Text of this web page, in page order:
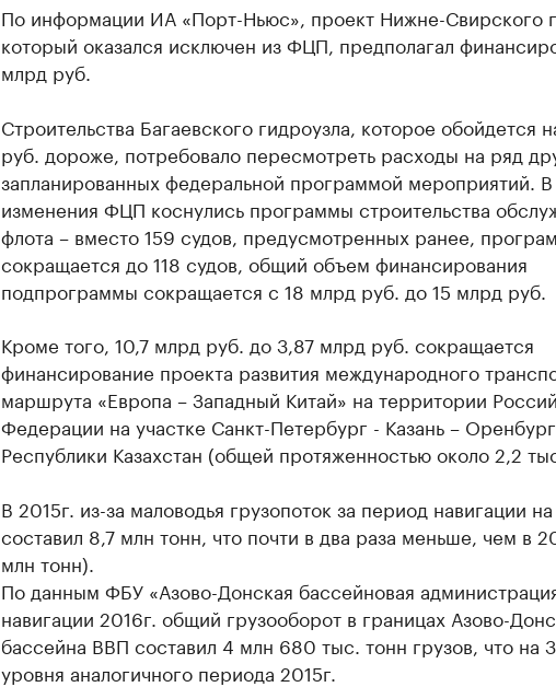
По информации ИА «Порт-Ньюс», проект Нижне-Свирского
который оказался исключен из ФЦП, предполагал
млрд руб.
Строительства Багаевского гидроузла, которое обойдется
руб. дороже, потребовало пересмотреть расходы на ряд
запланированных федеральной программой мероприятий. В
изменения ФЦП коснулись программы строительства
флота – вместо 159 судов, предусмотренных ранее,
сокращается до 118 судов, общий объем финансирования
подпрограммы сокращается с 18 млрд руб. до 15 млрд руб.
Кроме того, 10,7 млрд руб. до 3,87 млрд руб. сокращается
финансирование проекта развития международного
маршрута «Европа – Западный Китай» на территории
Федерации на участке Санкт-Петербург - Казань –
Республики Казахстан (общей протяженностью около 2,2
В 2015г. из-за маловодья грузопоток за период навигации
составил 8,7 млн тонн, что почти в два раза меньше, чем в
млн тонн).
По данным ФБУ «Азово-Донская бассейновая
навигации 2016г. общий грузооборот в границах Азово-
бассейна ВВП составил 4 млн 680 тыс. тонн грузов, что на
уровня аналогичного периода 2015г.